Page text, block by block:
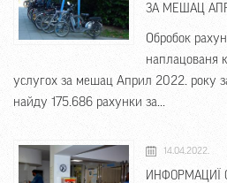
ЗА МЕШАЦ
Обробок
наплацованя
услугох за мешац Април 2022. року
найду 175.686 рахунки за...
14.04.2022.
ИНФОРМАЦИЇ